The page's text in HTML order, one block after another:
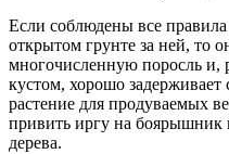
Если соблюдены все
открытом грунте за ней, то
многочисленную поросль и,
кустом, хорошо задерживает
растение для продуваемых
привить иргу на боярышник
дерева.